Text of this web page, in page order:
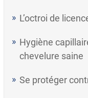
L’octroi de
Hygiène
chevelure saine
Se protéger